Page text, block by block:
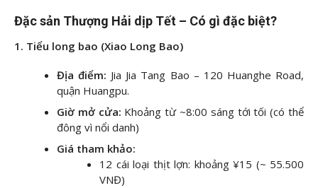
Đặc sản Thượng Hải dịp Tết – Có gì đặc biệt?
1. Tiểu long bao (Xiao Long Bao)
Địa điểm: Jia Jia Tang Bao – 120 Huanghe Road,
quận Huangpu.
Giờ mở cửa: Khoảng từ ~8:00 sáng tới tối (có thể
đông vì nổi danh)
Giá tham khảo:
12 cái loại thịt lợn: khoảng ¥15 (~ 55.500
VNĐ)